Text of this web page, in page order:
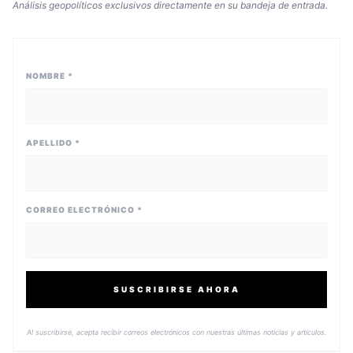
Análisis geopolíticos exclusivos directamente en su bandeja de entrada.
NOMBRE *
APELLIDO *
CORREO ELECTRÓNICO *
SUSCRIBIRSE AHORA
Al suscribirse, acepta recibir correos electrónicos con nuestras últimas noticias y artículos.